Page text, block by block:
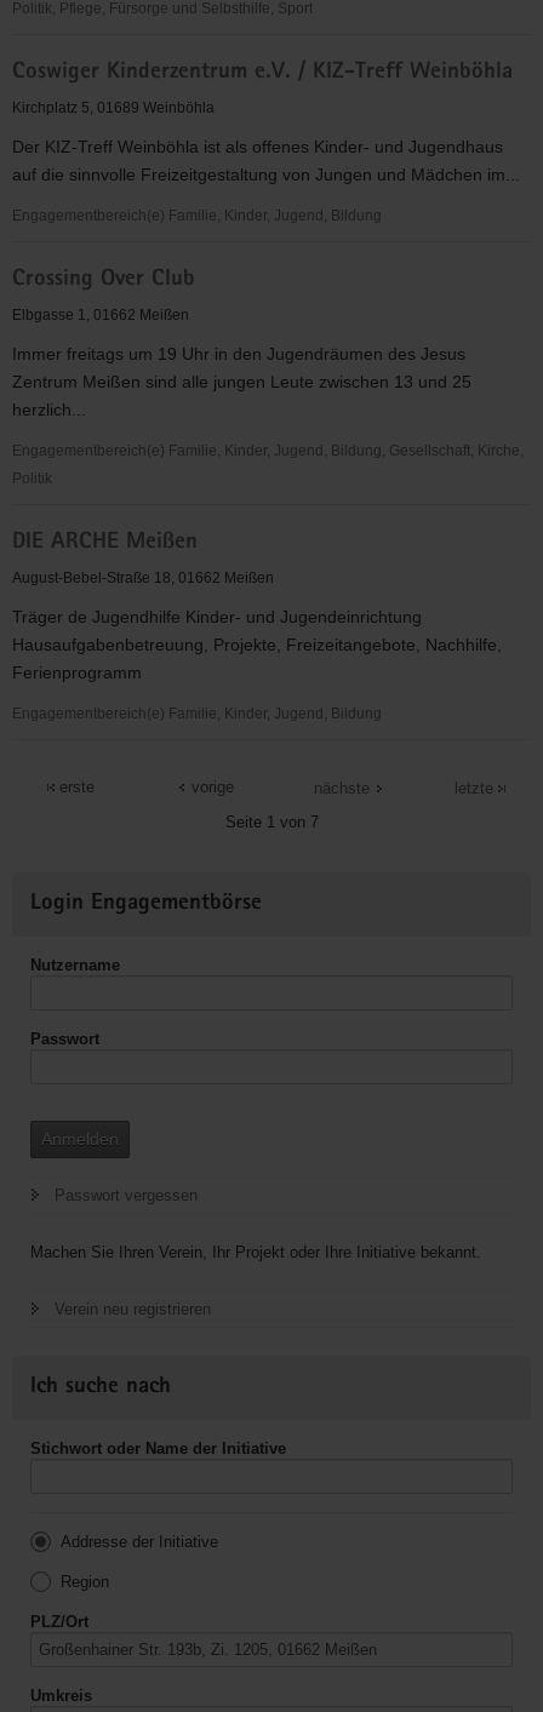
Politik, Pflege, Fürsorge und Selbsthilfe, Sport
Sozialstation
Meißen
Coswiger Kinderzentrum e.V. / KIZ-Treff Weinböhla
Kirchplatz 5, 01689 Weinböhla
Der KIZ-Treff Weinböhla ist als offenes Kinder- und Jugendhaus
auf die sinnvolle Freizeitgestaltung von Jungen und Mädchen im...
Engagementbereich(e) Familie, Kinder, Jugend, Bildung
Kinderzentrum
e.V.
KIZ-
Treff
Weinböhla
Crossing Over Club
Elbgasse 1, 01662 Meißen
Immer freitags um 19 Uhr in den Jugendräumen des Jesus
Zentrum Meißen sind alle jungen Leute zwischen 13 und 25
herzlich...
Engagementbereich(e) Familie, Kinder, Jugend, Bildung, Gesellschaft, Kirche,
Politik
Over
Club
DIE ARCHE Meißen
August-Bebel-Straße 18, 01662 Meißen
Träger de Jugendhilfe Kinder- und Jugendeinrichtung
Hausaufgabenbetreuung, Projekte, Freizeitangebote, Nachhilfe,
Ferienprogramm
Engagementbereich(e) Familie, Kinder, Jugend, Bildung
erste
vorige
Seite 1 von 7
nächste letzte
Informationen
Login Engagementbörse
Nutzername
Passwort
Anmelden
Passwort vergessen
Machen Sie Ihren Verein, Ihr Projekt oder Ihre Initiative bekannt.
Verein neu registrieren
Ich suche nach
Stichwort oder Name der Initiative
Addresse der Initiative
Region
PLZ/Ort
Umkreis